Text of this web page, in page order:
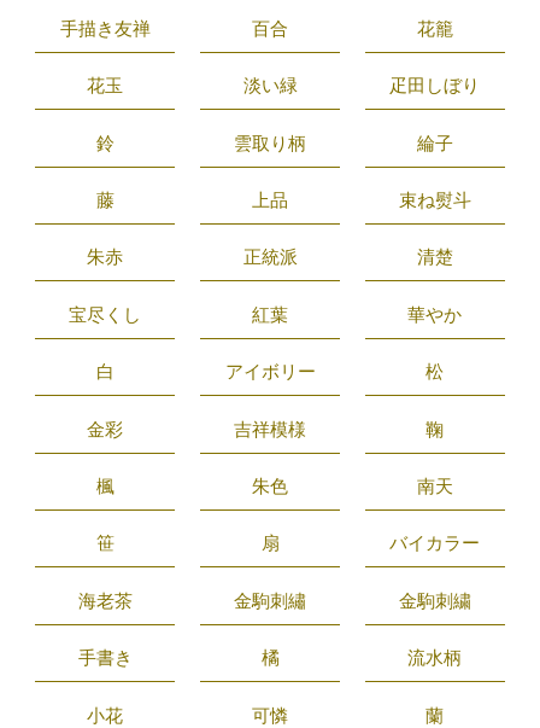
手描き友禅 百合 花籠
花玉 淡い緑 疋田しぼり
鈴 雲取り柄 綸子
藤 上品 束ね熨斗
朱赤 正統派 清楚
宝尽くし 紅葉 華やか
白 アイボリー 松
金彩 吉祥模様 鞠
楓 朱色 南天
笹 扇 バイカラー
海老茶 金駒刺繡 金駒刺繍
手書き 橘 流水柄
小花 可憐 蘭